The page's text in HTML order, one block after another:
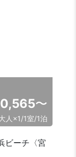
〜
人×1/1室/1泊